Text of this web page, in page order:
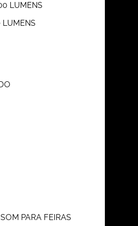
LUMENS
LUMENS
PARA FEIRAS